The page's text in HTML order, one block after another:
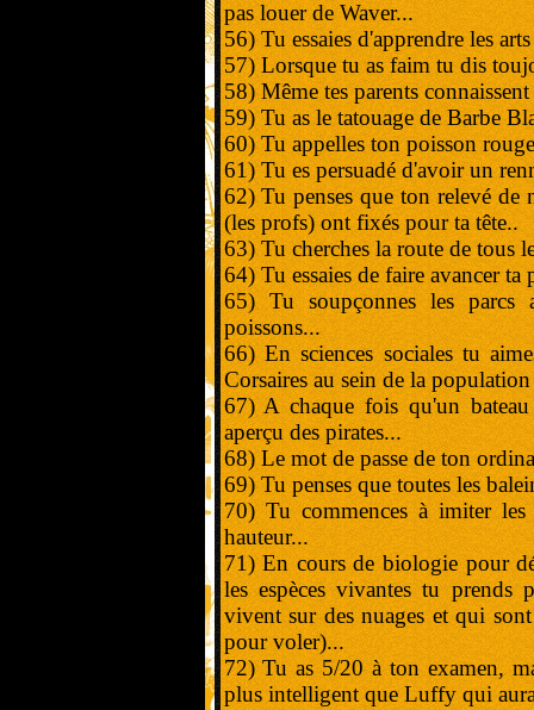
pas louer de Waver...
56) Tu essaies d'apprendre les
57) Lorsque tu as faim tu dis
58) Même tes parents
59) Tu as le tatouage de Barbe
60) Tu appelles ton poisson
61) Tu es persuadé d'avoir un
62) Tu penses que ton relevé de
(les profs) ont fixés pour ta tête..
63) Tu cherches la route de tous
64) Tu essaies de faire avancer
65) Tu soupçonnes les parcs
poissons...
66) En sciences sociales tu
Corsaires au sein de la
67) A chaque fois qu'un
aperçu des pirates...
68) Le mot de passe de ton
69) Tu penses que toutes les
70) Tu commences à imiter
hauteur...
71) En cours de biologie pour
les espèces vivantes tu
vivent sur des nuages et qui
pour voler)...
72) Tu as 5/20 à ton examen,
plus intelligent que Luffy qui